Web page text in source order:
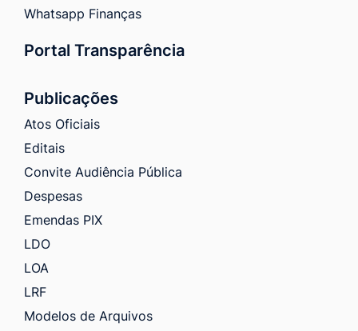
Whatsapp Finanças
Portal Transparência
Publicações
Atos Oficiais
Editais
Convite Audiência Pública
Despesas
Emendas PIX
LDO
LOA
LRF
Modelos de Arquivos